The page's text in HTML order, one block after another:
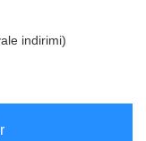
indirimi)